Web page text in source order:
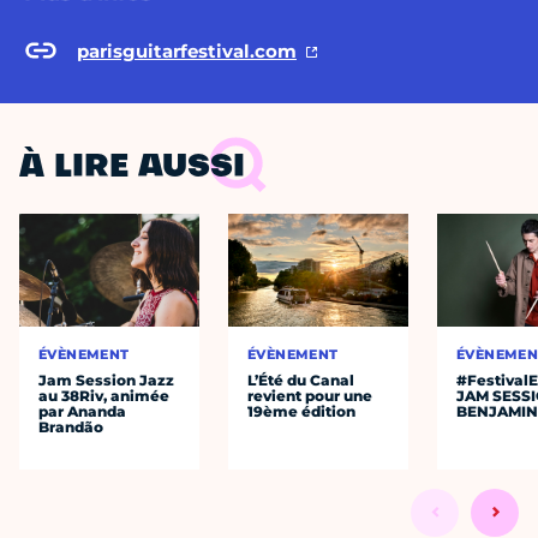
parisguitarfestival.com
À LIRE AUSSI
ÉVÈNEMENT
Jam Session Jazz
au 38Riv, animée
par Ananda
Brandão
ÉVÈNEMENT
L’Été du Canal
revient pour une
19ème édition
JAM